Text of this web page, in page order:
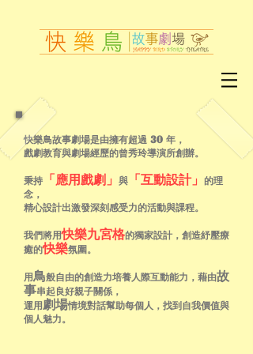
快樂鳥故事劇場是由擁有超過 30 年，
戲劇教育與劇場經歷的曾秀玲導演所創辦。
秉持 「應用戲劇」 與 「互動設計」 的理
念 ，
精心設計出激發深刻感受力的活動與課程。
我們將用快樂九宮格的獨家設計， 創造紓壓療
癒的快樂氛圍。
用鳥般自由的創造力培養人際互動能力， 藉由故
事串起良好親子關係，
運用劇場情境對話幫助每個人， 找到自我價值與
個人魅力。